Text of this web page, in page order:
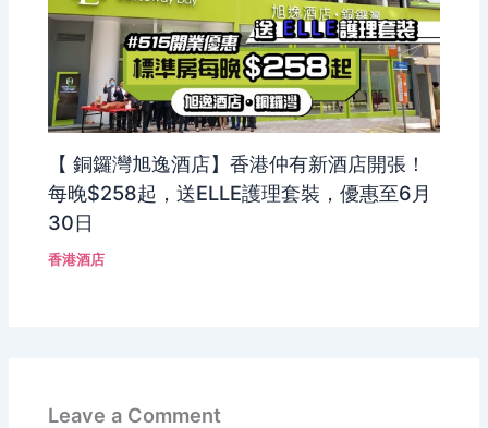
【 銅鑼灣旭逸酒店】香港仲有新酒店開張！
每晚$258起，送ELLE護理套裝，優惠至6月
30日
香港酒店
Leave a Comment